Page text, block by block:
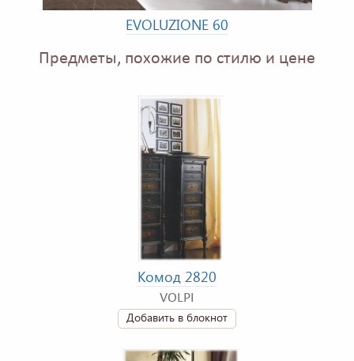
EVOLUZIONE 60
Предметы, похожие по стилю и цене
Комод 2820
VOLPI
Добавить в блокнот